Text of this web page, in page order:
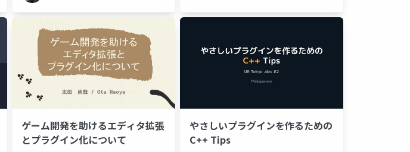
ゲーム開発を助けるエディタ拡張
とプラグイン化について
やさしいプラグインを作るための
C++ Tips